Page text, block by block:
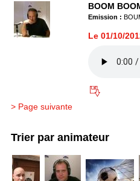
BOOM
Emission :
Le 01/10/
> Page suivante
Trier par animateur